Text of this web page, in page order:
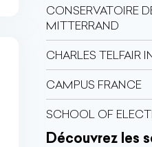
CONSERVATOIRE
MITTERRAND
CHARLES TELFAIR
CAMPUS FRANCE
SCHOOL OF
Découvrez les